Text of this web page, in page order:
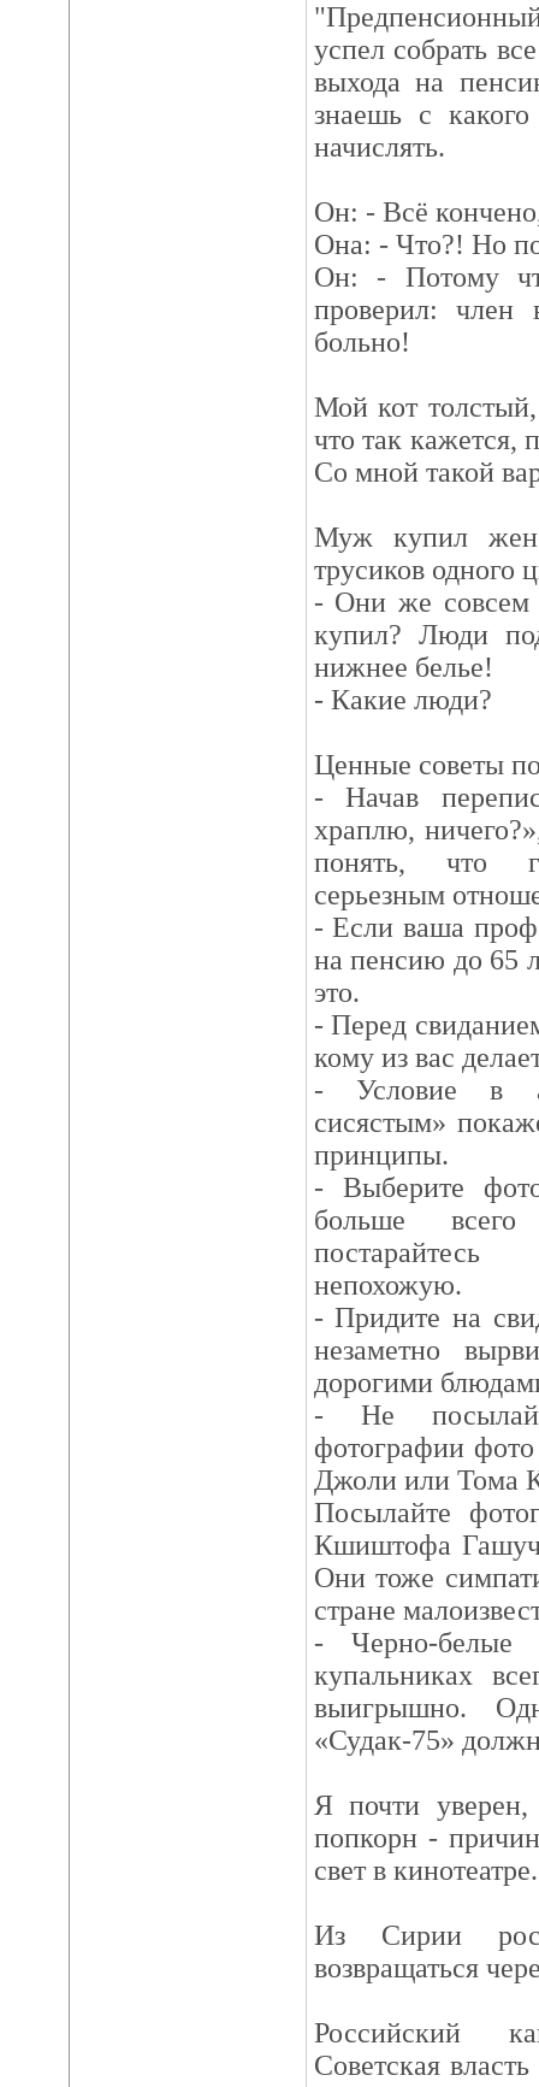
успел собрать
выхода на
знаешь с какого
начислять.
Он: - Всё
Она: - Что?! Но
Он: - Потому
проверил:
больно!
Мой кот
что так кажется,
Со мной такой
Муж купил
трусиков одного
- Они же совсем
купил? Люди
нижнее бельe!
- Какие люди?
Ценные советы
- Начав
храплю,
понять, что
серьезным
- Если ваша
на пенсию до 65
это.
- Перед
кому из вас
- Условие в
сисястым»
принципы.
- Выберите
больше
постарайтесь
непохожую.
- Придите на
незаметно
дорогими
- Не
фотографии
Джоли или Тома
Посылайте
Кшиштофа
Они тоже
стране
- Черно-белые
купальниках
выигрышно.
«Судак-75»
Я почти
попкорн -
свет в кинотеатре.
Из Сирии
возвращаться
Российский
Советская